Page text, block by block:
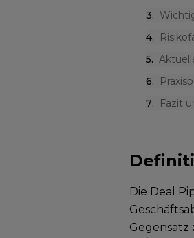
3.
4.
5.
6.
7. Fazit
Die Deal
Gegensatz